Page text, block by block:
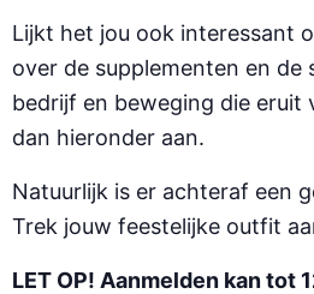
Lijkt het jou ook interessant
over de supplementen en de
bedrijf en beweging die eruit
dan hieronder aan.
Natuurlijk is er achteraf een
Trek jouw feestelijke outfit
LET OP! Aanmelden kan tot